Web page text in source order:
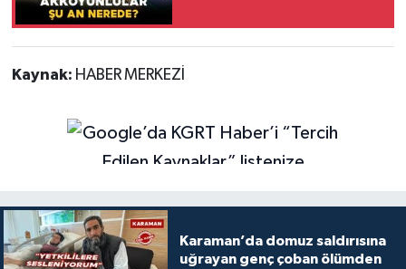
Kaynak: HABER MERKEZİ
Karaman’da domuz saldırısına
uğrayan genç çoban ölümden